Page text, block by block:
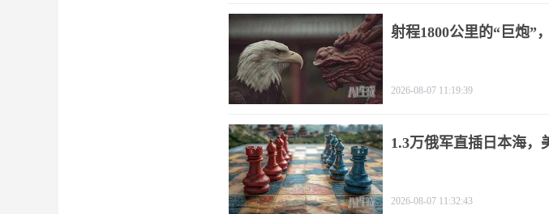
射程1800公里的“巨炮”
2026-08-07 11:19:39
1.3万俄军直插日本海，
2026-08-07 11:32:43